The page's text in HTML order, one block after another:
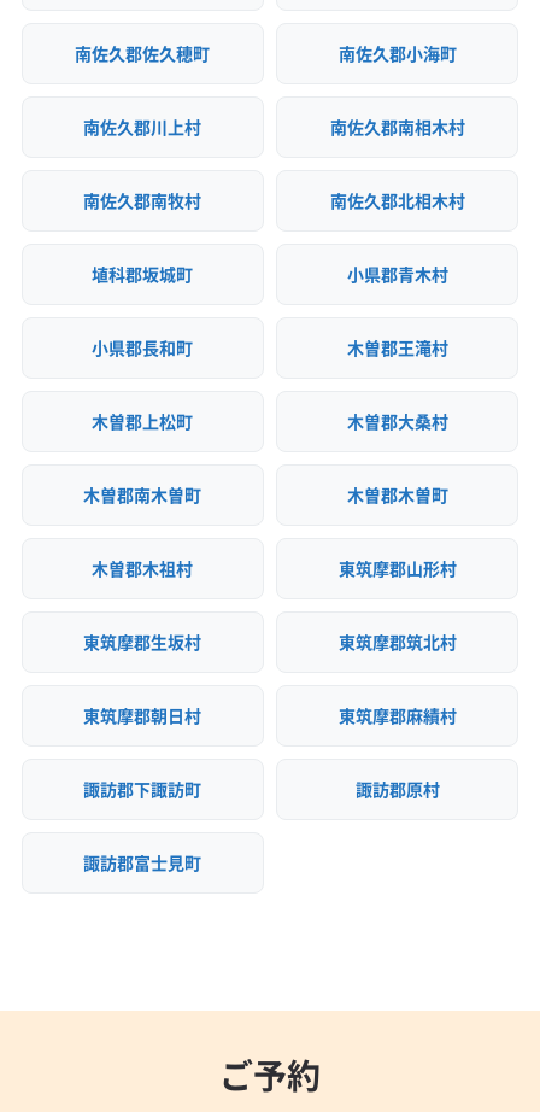
南佐久郡佐久穂町 南佐久郡小海町
南佐久郡川上村 南佐久郡南相木村
南佐久郡南牧村 南佐久郡北相木村
埴科郡坂城町 小県郡青木村
小県郡長和町 木曽郡王滝村
木曽郡上松町 木曽郡大桑村
木曽郡南木曽町 木曽郡木曽町
木曽郡木祖村 東筑摩郡山形村
東筑摩郡生坂村 東筑摩郡筑北村
東筑摩郡朝日村 東筑摩郡麻績村
諏訪郡下諏訪町 諏訪郡原村
諏訪郡富士見町
ご予約